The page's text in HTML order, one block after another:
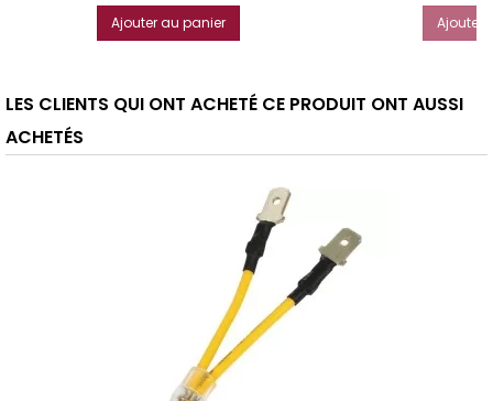
Ajouter au panier Ajouter
LES CLIENTS QUI ONT ACHETÉ CE PRODUIT ONT AUSSI
ACHETÉS